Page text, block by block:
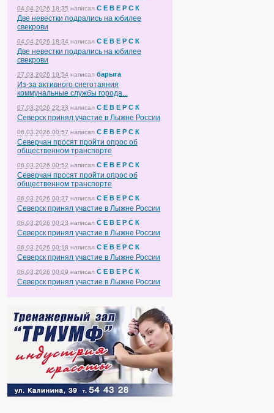
04.04.2026 18:35 написал С Е В Е Р С К
Две невестки подрались на юбилее
свекрови
04.04.2026 18:34 написал С Е В Е Р С К
Две невестки подрались на юбилее
свекрови
27.03.2026 19:54 написал барыга
Из-за активного снеготаяния
коммунальные службы города...
07.03.2026 22:33 написал С Е В Е Р С К
Северск принял участие в Лыжне России
06.03.2026 00:57 написал С Е В Е Р С К
Северчан просят пройти опрос об
общественном транспорте
06.03.2026 00:52 написал С Е В Е Р С К
Северчан просят пройти опрос об
общественном транспорте
06.03.2026 00:37 написал С Е В Е Р С К
Северск принял участие в Лыжне России
06.03.2026 00:23 написал С Е В Е Р С К
Северск принял участие в Лыжне России
06.03.2026 00:18 написал С Е В Е Р С К
Северск принял участие в Лыжне России
06.03.2026 00:09 написал С Е В Е Р С К
Северск принял участие в Лыжне России